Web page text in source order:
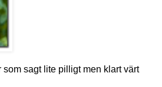
sagt lite pilligt men klart värt